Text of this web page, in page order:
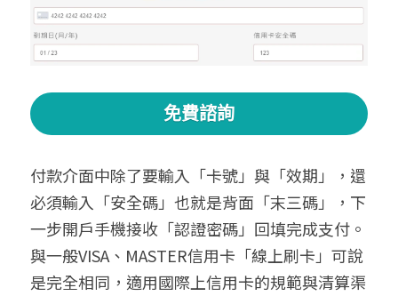
免費諮詢
付款介面中除了要輸入「卡號」與「效期」，還
必須輸入「安全碼」也就是背面「末三碼」，下
一步開戶手機接收「認證密碼」回填完成支付。
與一般VISA、MASTER信用卡「線上刷卡」可說
是完全相同，適用國際上信用卡的規範與清算渠